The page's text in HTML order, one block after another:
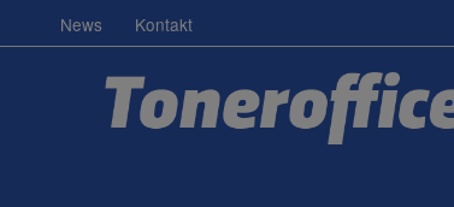
News Kontakt